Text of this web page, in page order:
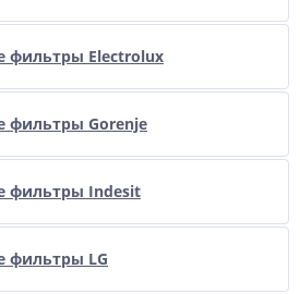
фильтры Electrolux
фильтры Gorenje
фильтры Indesit
фильтры LG